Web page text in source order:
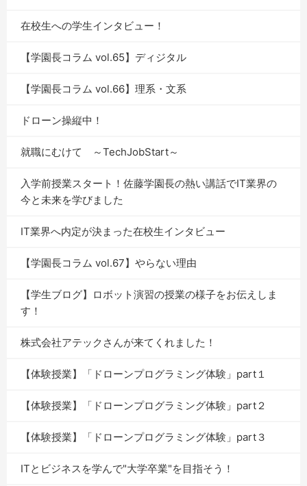
在校生への学生インタビュー！
【学園長コラム vol.65】ディジタル
【学園長コラム vol.66】理系・文系
ドローン操縦中！
就職にむけて ～TechJobStart～
入学前授業スタート！佐藤学園長の熱い講話でIT業界の
今と未来を学びました
IT業界へ内定が決まった在校生インタビュー
【学園長コラム vol.67】やらない理由
【学生ブログ】ロボット演習の授業の様子をお伝えしま
す！
株式会社アテックさんが来てくれました！
【体験授業】「ドローンプログラミング体験」part１
【体験授業】「ドローンプログラミング体験」part２
【体験授業】「ドローンプログラミング体験」part３
ITとビジネスを学んで"大学卒業"を目指そう！